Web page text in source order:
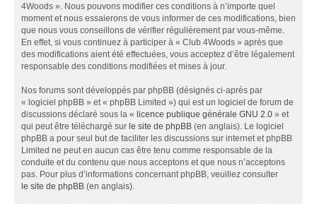
4Woods ». Nous pouvons modifier ces conditions à n’importe quel
moment et nous essaierons de vous informer de ces modifications, bien
que nous vous conseillons de vérifier régulièrement par vous-même.
En effet, si vous continuez à participer à « Club 4Woods » après que
des modifications aient été effectuées, vous acceptez d’être légalement
responsable des conditions modifiées et mises à jour.
Nos forums sont développés par phpBB (désignés ci-après par
« logiciel phpBB » et « phpBB Limited ») qui est un logiciel de forum de
discussions déclaré sous la « licence publique générale GNU 2.0 » et
qui peut être téléchargé sur le site de phpBB (en anglais). Le logiciel
phpBB a pour seul but de faciliter les discussions sur internet et phpBB
Limited ne peut en aucun cas être tenu comme responsable de la
conduite et du contenu que nous acceptons et que nous n’acceptons
pas. Pour plus d’informations concernant phpBB, veuillez consulter
le site de phpBB (en anglais).